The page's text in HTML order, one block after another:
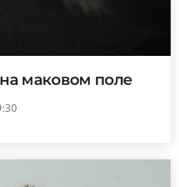
маковом поле